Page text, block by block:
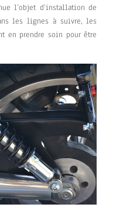
l’objet d’installation de
les lignes à suivre, les
en prendre soin pour être